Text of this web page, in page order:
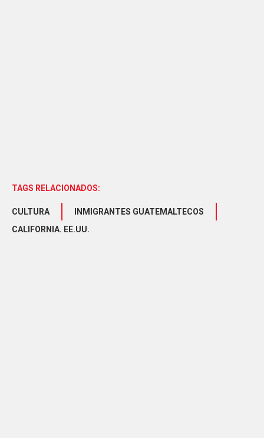
TAGS RELACIONADOS:
CULTURA
INMIGRANTES GUATEMALTECOS
CALIFORNIA. EE.UU.